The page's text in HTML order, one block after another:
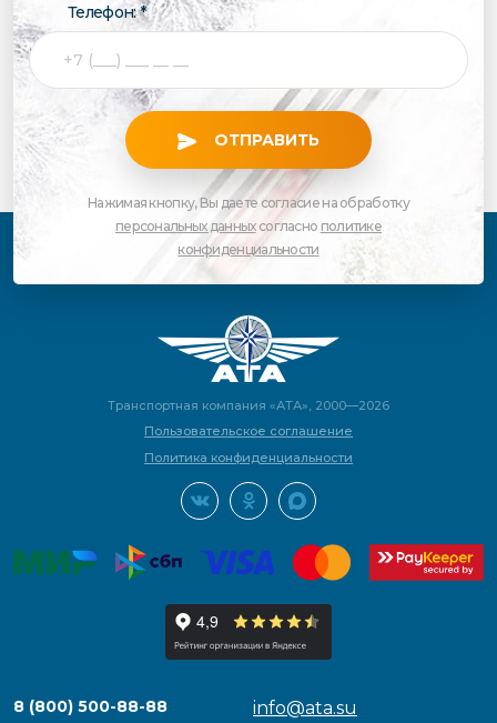
Телефон: *
ОТПРАВИТЬ
Нажимая кнопку, Вы даете согласие на обработку
персональных данныхсогласно политике
конфиденциальности
Транспортная компания «АТА», 2000—2026
Пользовательское соглашение
Политика конфиденциальности
8 (800) 500-88-88 info@ata.su